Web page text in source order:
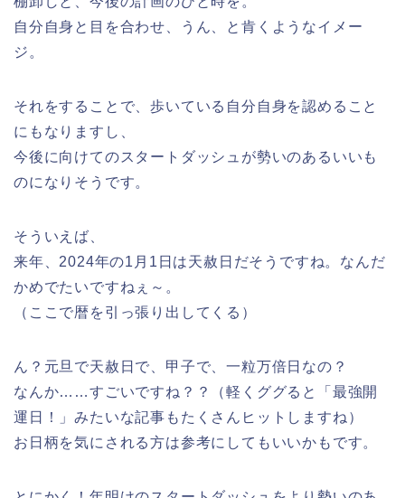
自分自身と目を合わせ、うん、と肯くようなイメー
ジ。
それをすることで、歩いている自分自身を認めること
にもなりますし、
今後に向けてのスタートダッシュが勢いのあるいいも
のになりそうです。
そういえば、
来年、2024年の1月1日は天赦日だそうですね。なんだ
かめでたいですねぇ～。
（ここで暦を引っ張り出してくる）
ん？元旦で天赦日で、甲子で、一粒万倍日なの？
なんか……すごいですね？？（軽くググると「最強開
運日！」みたいな記事もたくさんヒットしますね）
お日柄を気にされる方は参考にしてもいいかもです。